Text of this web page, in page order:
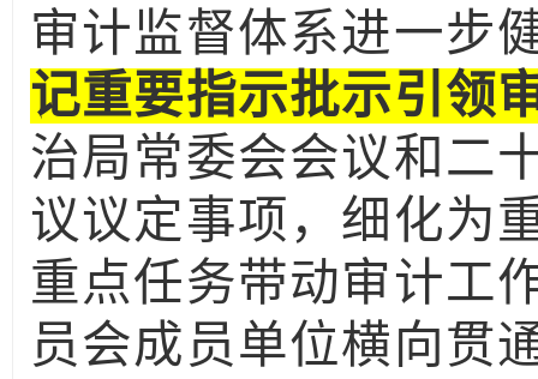
审计监督体系进一步
记重要指示批示引领
治局常委会会议和二
议议定事项，细化为
重点任务带动审计工
员会成员单位横向贯